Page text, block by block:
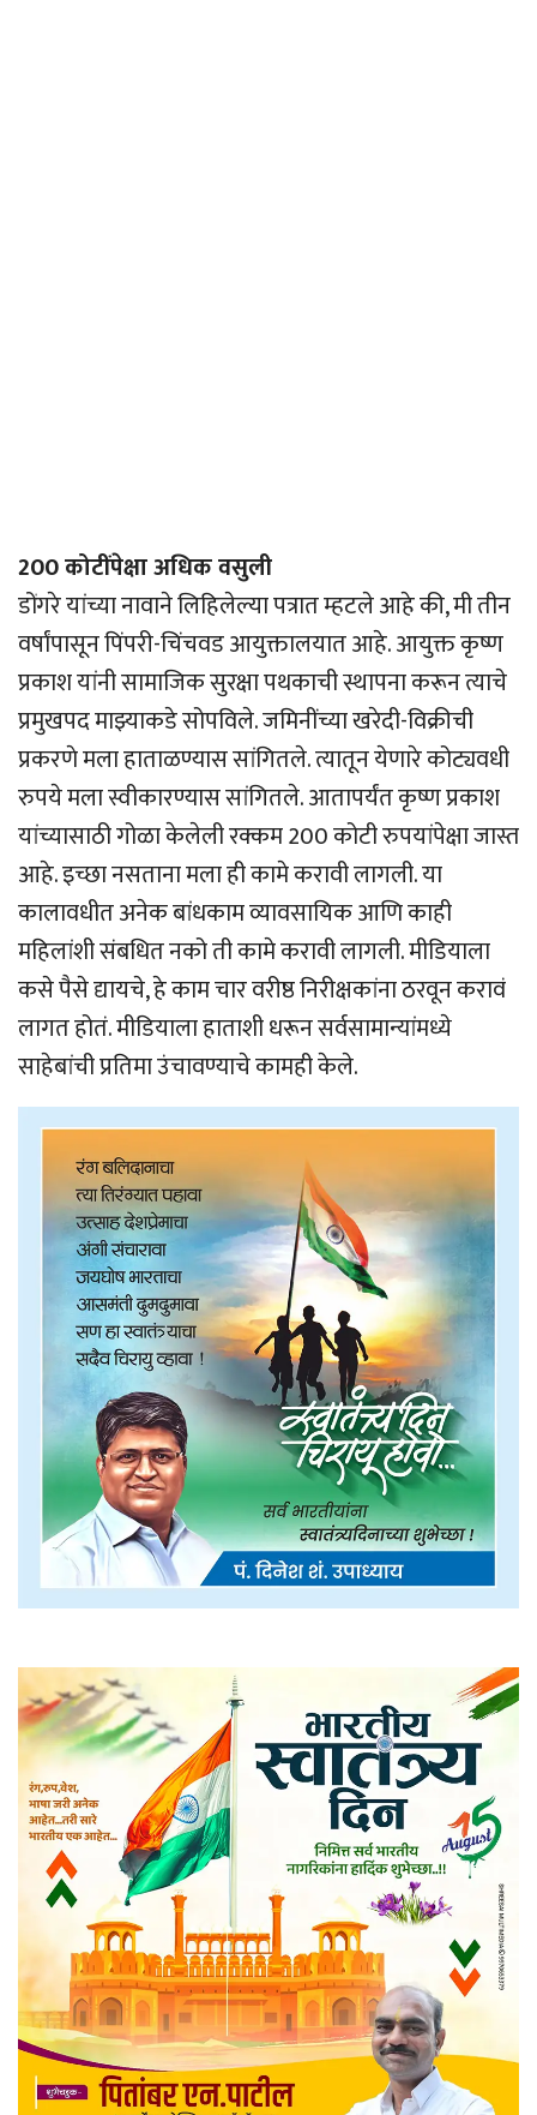
200 कोटींपेक्षा अधिक वसुली
डोंगरे यांच्या नावाने लिहिलेल्या पत्रात म्हटले आहे की, मी तीन
वर्षांपासून पिंपरी-चिंचवड आयुक्तालयात आहे. आयुक्त कृष्ण
प्रकाश यांनी सामाजिक सुरक्षा पथकाची स्थापना करून त्याचे
प्रमुखपद माझ्याकडे सोपविले. जमिनींच्या खरेदी-विक्रीची
प्रकरणे मला हाताळण्यास सांगितले. त्यातून येणारे कोट्यवधी
रुपये मला स्वीकारण्यास सांगितले. आतापर्यंत कृष्ण प्रकाश
यांच्यासाठी गोळा केलेली रक्कम 200 कोटी रुपयांपेक्षा जास्त
आहे. इच्छा नसताना मला ही कामे करावी लागली. या
कालावधीत अनेक बांधकाम व्यावसायिक आणि काही
महिलांशी संबधित नको ती कामे करावी लागली. मीडियाला
कसे पैसे द्यायचे, हे काम चार वरीष्ठ निरीक्षकांना ठरवून करावं
लागत होतं. मीडियाला हाताशी धरून सर्वसामान्यांमध्ये
साहेबांची प्रतिमा उंचावण्याचे कामही केले.